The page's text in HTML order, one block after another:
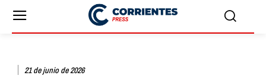
21 de junio de 2026